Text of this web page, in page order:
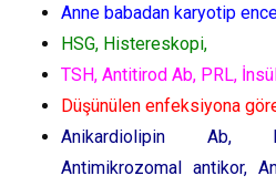
Anne babadan karyotip
HSG, Histereskopi,
TSH, Antitirod Ab, PRL,
Düşünülen enfeksiyona
Anikardiolipin Ab,
Antimikrozomal antikor,